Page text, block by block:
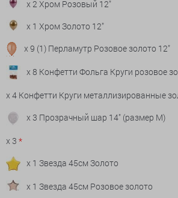
x 2 Хром Розовый 12"
x 1 Хром Золото 12"
x 9 (1) Перламутр Розовое золото 12"
x 8 Конфетти Фольга Круги розовое
x 4 Конфетти Круги металлизированные
x 3 Прозрачный шар 14" (размер М)
x 3 *
x 1 Звезда 45см Золото
x 1 Звезда 45см Розовое золото